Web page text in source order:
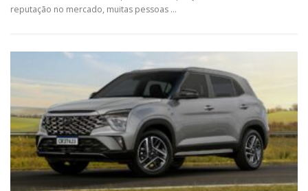
reputação no mercado, muitas pessoas …